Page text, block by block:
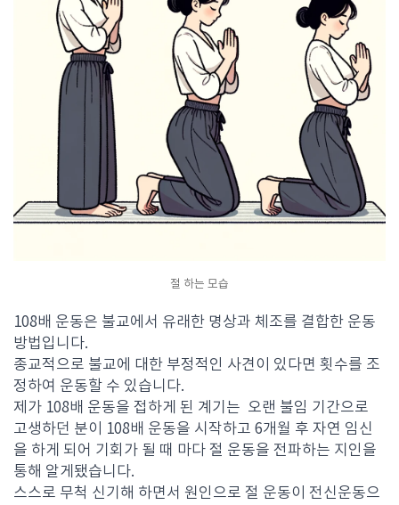
절 하는 모습
108배 운동은 불교에서 유래한 명상과 체조를 결합한 운동
방법입니다.
종교적으로 불교에 대한 부정적인 사견이 있다면 횟수를 조
정하여 운동할 수 있습니다.
제가 108배 운동을 접하게 된 계기는 오랜 불임 기간으로
고생하던 분이 108배 운동을 시작하고 6개월 후 자연 임신
을 하게 되어 기회가 될 때 마다 절 운동을 전파하는 지인을
통해 알게됐습니다.
스스로 무척 신기해 하면서 원인으로 절 운동이 전신운동으